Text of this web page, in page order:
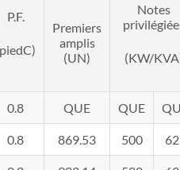
P.F.
Premiers
amplis
(UN)
Notes
(KW/
0.8 QUE QUE
0.8 869.53 500